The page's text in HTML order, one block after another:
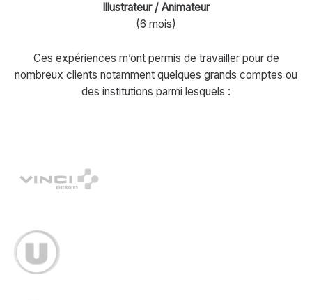
Illustrateur / Animateur
(6 mois)
Ces expériences m’ont permis de travailler pour de
nombreux clients notamment quelques grands comptes ou
des institutions parmi lesquels :